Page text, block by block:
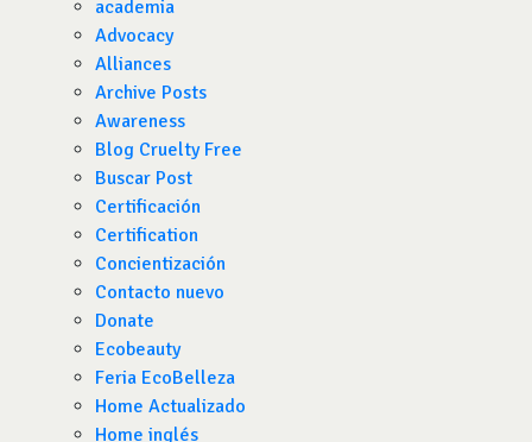
academia
Advocacy
Alliances
Archive Posts
Awareness
Blog Cruelty Free
Buscar Post
Certificación
Certification
Concientización
Contacto nuevo
Donate
Ecobeauty
Feria EcoBelleza
Home Actualizado
Home inglés